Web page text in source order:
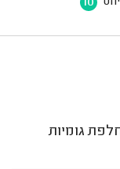
גומיות